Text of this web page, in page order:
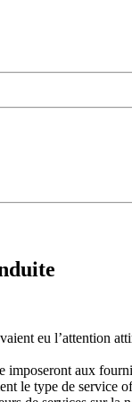
eu l’attention
aux
le type de service